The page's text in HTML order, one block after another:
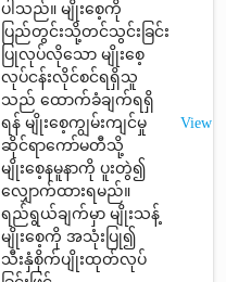
ပါသည်။ မျိုးစေ့ကို
ပြည်တွင်းသို့တင်သွင်းခြင်း
ပြုလုပ်လိုသော မျိုးစေ့
လုပ်ငန်းလိုင်စင်ရရှိသူ
သည် ထောက်ခံချက်ရရှိ
ရန် မျိုးစေ့ကျွမ်းကျင်မှု
ဆိုင်ရာကော်မတီသို့
မျိုးစေ့နမူနာကို ပူးတွဲ၍
လျှောက်ထားရမည်။
ရည်ရွယ်ချက်မှာ မျိုးသန့်
မျိုးစေ့ကို အသုံးပြု၍
သီးနှံစိုက်ပျိုးထုတ်လုပ်
View